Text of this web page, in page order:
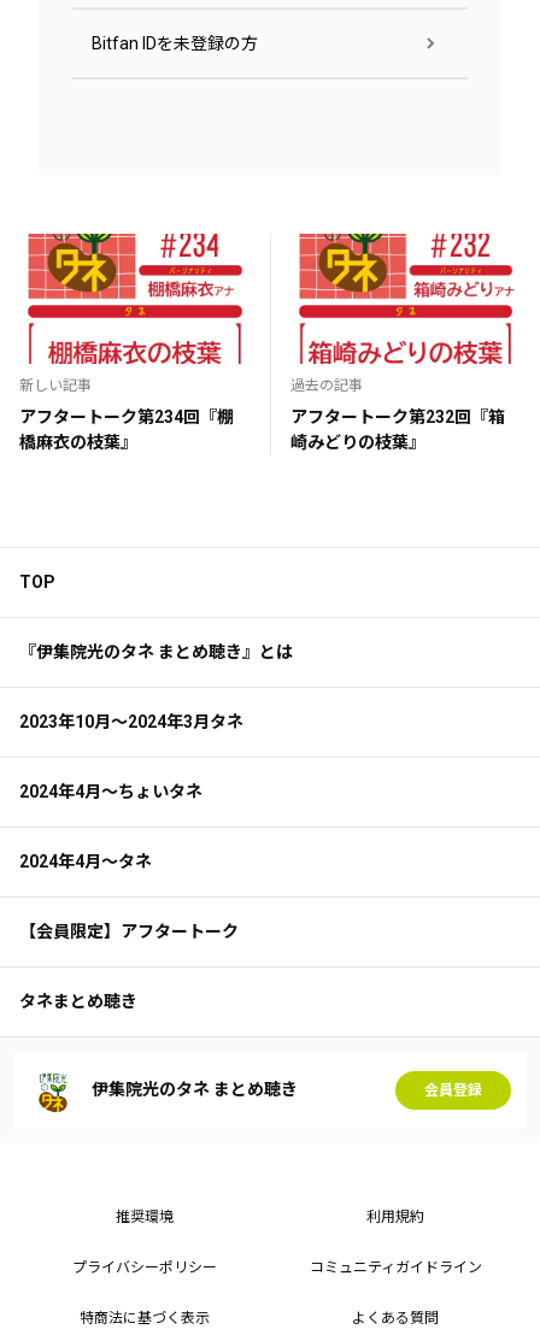
Bitfan IDを未登録の方
新しい記事
アフタートーク第234回『棚
橋麻衣の枝葉』
過去の記事
アフタートーク第232回『箱
崎みどりの枝葉』
TOP
『伊集院光のタネ まとめ聴き』とは
2023年10月～2024年3月タネ
2024年4月～ちょいタネ
2024年4月～タネ
【会員限定】アフタートーク
タネまとめ聴き
伊集院光のタネ まとめ聴き 会員登録
推奨環境 利用規約
プライバシーポリシー コミュニティガイドライン
特商法に基づく表示 よくある質問